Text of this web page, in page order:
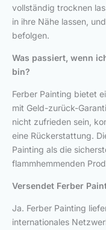
vollständig trocknen
in ihre Nähe lassen,
befolgen.
Was passiert, wenn
bin?
Ferber Painting bietet
mit Geld-zurück-
nicht zufrieden sein,
eine Rückerstattung.
Painting als die
flammhemmenden
Versendet Ferber
Ja. Ferber Painting
internationales